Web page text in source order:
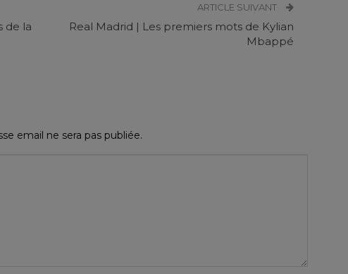
de la
ARTICLE SUIVANT
Real Madrid | Les premiers mots de Kylian
Mbappé
email ne sera pas publiée.